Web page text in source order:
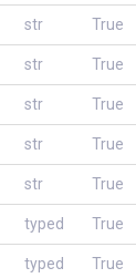
str True
str True
str True
str True
str True
typed True
typed True